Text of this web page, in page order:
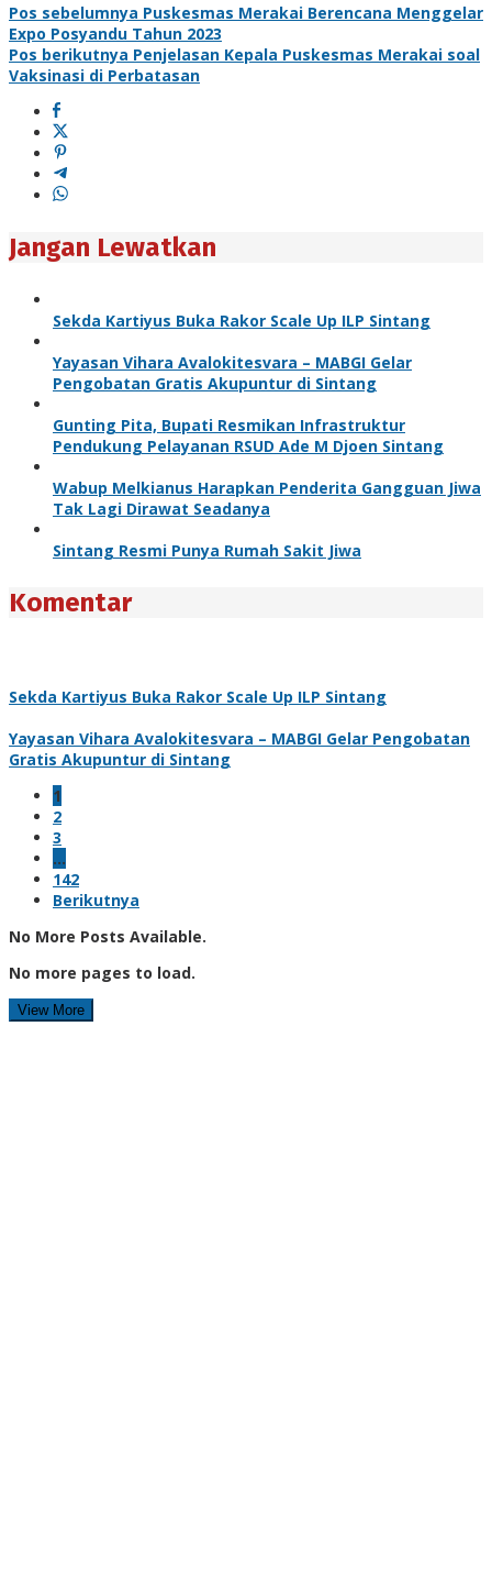
Pos sebelumnya Puskesmas Merakai Berencana Menggelar
Expo Posyandu Tahun 2023
Pos berikutnya Penjelasan Kepala Puskesmas Merakai soal
Vaksinasi di Perbatasan
Jangan Lewatkan
Sekda Kartiyus Buka Rakor Scale Up ILP Sintang
Yayasan Vihara Avalokitesvara – MABGI Gelar
Pengobatan Gratis Akupuntur di Sintang
Gunting Pita, Bupati Resmikan Infrastruktur
Pendukung Pelayanan RSUD Ade M Djoen Sintang
Wabup Melkianus Harapkan Penderita Gangguan Jiwa
Tak Lagi Dirawat Seadanya
Sintang Resmi Punya Rumah Sakit Jiwa
Komentar
Sekda Kartiyus Buka Rakor Scale Up ILP Sintang
Yayasan Vihara Avalokitesvara – MABGI Gelar Pengobatan
Gratis Akupuntur di Sintang
1
2
3
…
142
Berikutnya
No More Posts Available.
No more pages to load.
View More